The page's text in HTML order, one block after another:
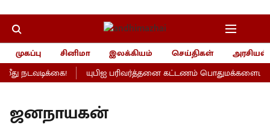
முகப்பு சினிமா இலக்கியம் செய்திகள்
அரசியல்
நடவடிக்கை!
யுபிஐ பரிவர்த்தனை கட்டணம் பொதுமக்களைப்
ஜனநாயகன்